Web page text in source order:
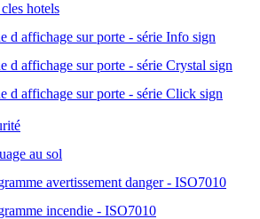
hotels
d affichage sur porte - série Info sign
d affichage sur porte - série Crystal sign
d affichage sur porte - série Click sign
au sol
avertissement danger - ISO7010
incendie - ISO7010